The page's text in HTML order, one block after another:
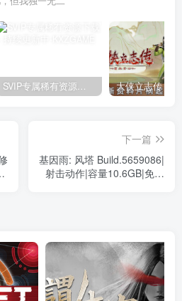
SVIP专属稀有资源下载 – 持续更新中
下一篇
基因雨: 风塔 Build.5659086|
射击动作|容量10.6GB|免安